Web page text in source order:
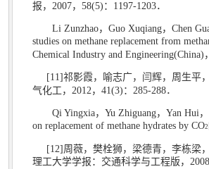
报， 2007， 58(5) ： 1197-1203．
Li Zunzhao， Guo Xuqiang， Chen
studies on methane replacement from
Chemical Industry and Engineering(China) ，
[11]祁影霞，喻志广，闫辉，周生平
气化工， 2012， 41(3) ： 285-288．
Qi Yingxia， Yu Zhiguang， Yan Hui，
on replacement of methane hydrates by CO2
[12] 周薇，樊栓狮，梁德青，李栋梁
理工大学学报：交通科学与工程版， 2008